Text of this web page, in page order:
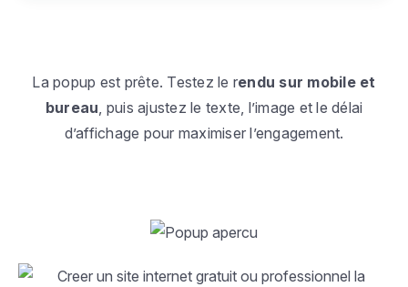
La popup est prête. Testez le rendu sur mobile et
bureau , puis ajustez le texte, l’image et le délai
d’affichage pour maximiser l’engagement.